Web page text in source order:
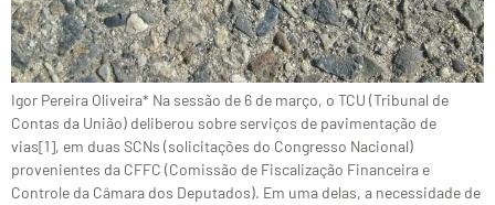
Igor Pereira Oliveira* Na sessão de 6 de março, o TCU (Tribunal de
Contas da União) deliberou sobre serviços de pavimentação de
vias[1], em duas SCNs (solicitações do Congresso Nacional)
provenientes da CFFC (Comissão de Fiscalização Financeira e
Controle da Câmara dos Deputados). Em uma delas, a necessidade de